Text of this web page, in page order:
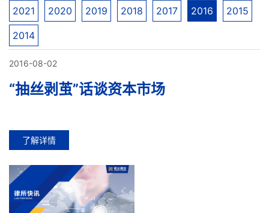
2021 2020 2019 2018 2017 2016 2015
2014
2016-08-02
“抽丝剥茧”话谈资本市场
了解详情